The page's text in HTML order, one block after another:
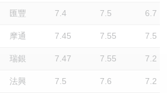
匯豐 7.4 7.5 6.7
摩通 7.45 7.55 7.5
瑞銀 7.47 7.55 7.2
法興 7.5 7.6 7.2